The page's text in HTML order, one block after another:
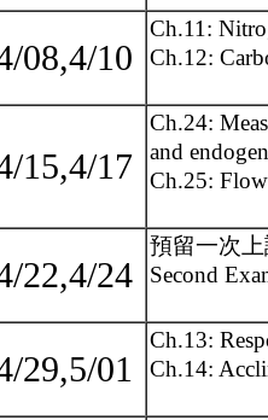
08,4/10
Ch.11:
Ch.12:
15,4/17
Ch.24:
and
Ch.25:
22,4/24
預留一次
Second
29,5/01
Ch.13:
Ch.14: